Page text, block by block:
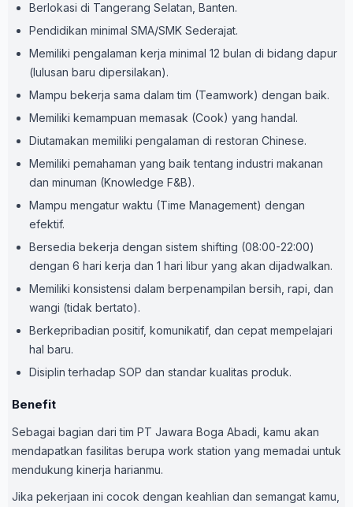
Berlokasi di Tangerang Selatan, Banten.
Pendidikan minimal SMA/SMK Sederajat.
Memiliki pengalaman kerja minimal 12 bulan di bidang dapur
(lulusan baru dipersilakan).
Mampu bekerja sama dalam tim (Teamwork) dengan baik.
Memiliki kemampuan memasak (Cook) yang handal.
Diutamakan memiliki pengalaman di restoran Chinese.
Memiliki pemahaman yang baik tentang industri makanan
dan minuman (Knowledge F&B).
Mampu mengatur waktu (Time Management) dengan
efektif.
Bersedia bekerja dengan sistem shifting (08:00-22:00)
dengan 6 hari kerja dan 1 hari libur yang akan dijadwalkan.
Memiliki konsistensi dalam berpenampilan bersih, rapi, dan
wangi (tidak bertato).
Berkepribadian positif, komunikatif, dan cepat mempelajari
hal baru.
Disiplin terhadap SOP dan standar kualitas produk.
Benefit
Sebagai bagian dari tim PT Jawara Boga Abadi, kamu akan
mendapatkan fasilitas berupa work station yang memadai untuk
mendukung kinerja harianmu.
Jika pekerjaan ini cocok dengan keahlian dan semangat kamu,